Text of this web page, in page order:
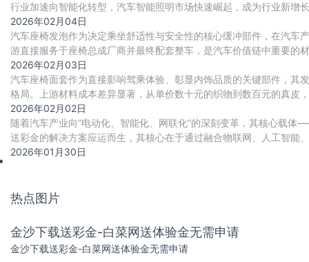
行业加速向智能化转型，汽车智能照明市场快速崛起，成为行业新增
2026年02月04日
汽车座椅发泡作为决定乘坐舒适性与安全性的核心缓冲部件，在汽
游直接服务于座椅总成厂商并最终配套整车，是汽车价值链中重要
超1600万辆）、消费升级（追求极致舒适
2026年02月03日
汽车座椅面套作为直接影响驾乘体验、彰显内饰品质的关键部件，其
格局。上游材料成本差异显著，从单价数十元的织物到数百元的真皮
2026年02月02日
随着汽车产业向“电动化、智能化、网联化”的深刻变革，其核心载
送彩金的解决方案应运而生，其核心在于通过融合物联网、人工智能
支撑产业快速迭代与高质量交付。
2026年01月30日
热点图片
金沙下载送彩金-白菜网送体验金无需申请
金沙下载送彩金-白菜网送体验金无需申请